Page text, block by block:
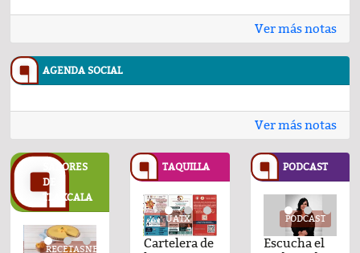
Ver más notas
AGENDA SOCIAL
Ver más notas
SABORES
DE
TLAXCALA
RECETASNESTLE.COMRECETASNESTLE.COMRECETASNESTLE.COM
TAQUILLA
de Cartelera de
UATX
Cartelera de
Cartelera de
UATX
Cartelera de
PODCAST
PODCAST
Comentario
PODCAST
Comentario
PODCAST
Escucha el